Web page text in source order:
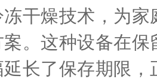
干燥技术，为
。这种设备在
延长了保存期限